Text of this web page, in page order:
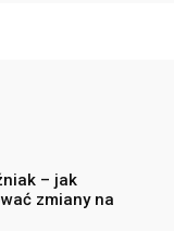
– jak
zmiany na